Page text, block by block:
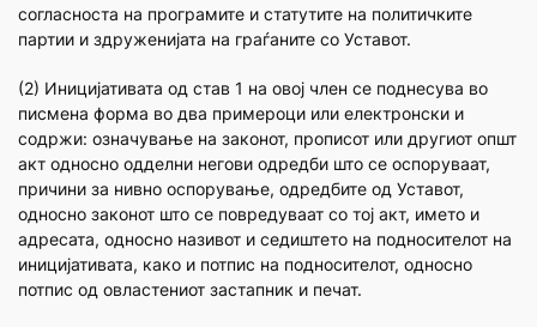
согласноста на програмите и статутите на политичките
партии и здруженијата на граѓаните со Уставот.
(2) Иницијативата од став 1 на овој член се поднесува во
писмена форма во два примероци или електронски и
содржи: означување на законот, прописот или другиот општ
акт односно одделни негови одредби што се оспоруваат,
причини за нивно оспорување, одредбите од Уставот,
односно законот што се повредуваат со тој акт, името и
адресата, односно називот и седиштето на подносителот на
иницијативата, како и потпис на подносителот, односно
потпис од овластениот застапник и печат.